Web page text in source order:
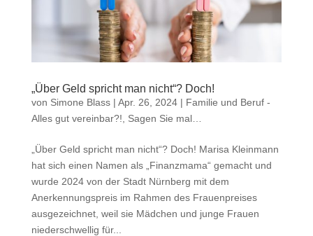
„Über Geld spricht man nicht“? Doch!
von Simone Blass| Apr. 26, 2024| Familie und Beruf -
Alles gut vereinbar?!
Sagen Sie mal…
„Über Geld spricht man nicht“? Doch! Marisa Kleinmann
hat sich einen Namen als „Finanzmama“ gemacht und
wurde 2024 von der Stadt Nürnberg mit dem
Anerkennungspreis im Rahmen des Frauenpreises
ausgezeichnet, weil sie Mädchen und junge Frauen
niederschwellig für...